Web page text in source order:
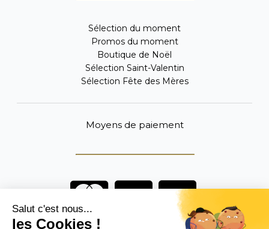
Sélection du moment
Promos du moment
Boutique de Noël
Sélection Saint-Valentin
Sélection Fête des Mères
Moyens de paiement